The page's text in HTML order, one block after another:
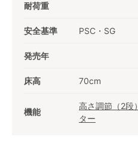
耐荷重
安全基準 PSC・SG
発売年
床高 70cm
機能
高さ調節（2段）
ター